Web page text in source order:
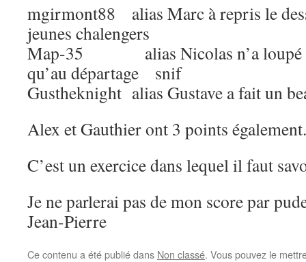
mgirmont88 alias Marc à repris le
jeunes chalengers
Map-35 alias Nicolas n’a loupé la
qu’au départage snif
Gustheknight alias Gustave a fait un
Alex et Gauthier ont 3 points également.
C’est un exercice dans lequel il faut
Je ne parlerai pas de mon score par
Jean-Pierre
Ce contenu a été publié dans Non classé. Vous pouvez le